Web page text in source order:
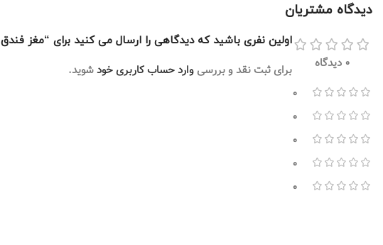
دیدگاه مشتریان
0 دیدگاه
0
0
0
0
0
اولین نفری باشید که دیدگاهی را ارسال می کنید برای “مغز
برای ثبت نقد و بررسی وارد حساب کاربری خودشوید.